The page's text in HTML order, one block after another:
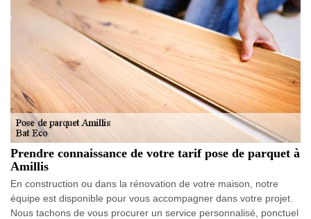
Prendre connaissance de votre tarif pose de parquet à
Amillis
En construction ou dans la rénovation de votre maison, notre
équipe est disponible pour vous accompagner dans votre projet.
Nous tachons de vous procurer un service personnalisé, ponctuel